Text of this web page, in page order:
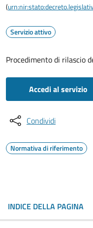
(
Servizio attivo
Procedimento di rilascio
Accedi al servizio
Condividi
Normativa di riferimento
INDICE DELLA PAGINA